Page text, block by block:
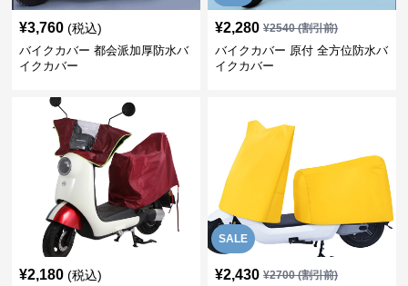
¥3,760 (税込)
バイクカバー 都会派加厚防水バ
イクカバー
¥2,280 ¥2540(割引前)
バイクカバー 原付 全方位防水バ
イクカバー
¥2,180 (税込)
SALE
¥2,430 ¥2700(割引前)